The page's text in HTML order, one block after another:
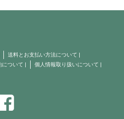
送料とお支払い方法について |
について | 個人情報取り扱いについて |